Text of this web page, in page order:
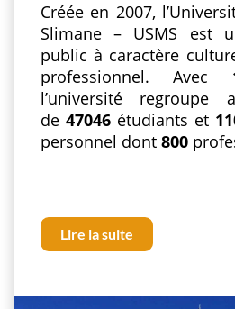
Créée en 2007,
Slimane – USMS est
public à caractère
professionnel. Avec
l’université regroupe
de 47046 étudiants et
personnel dont 800
Lire la suite